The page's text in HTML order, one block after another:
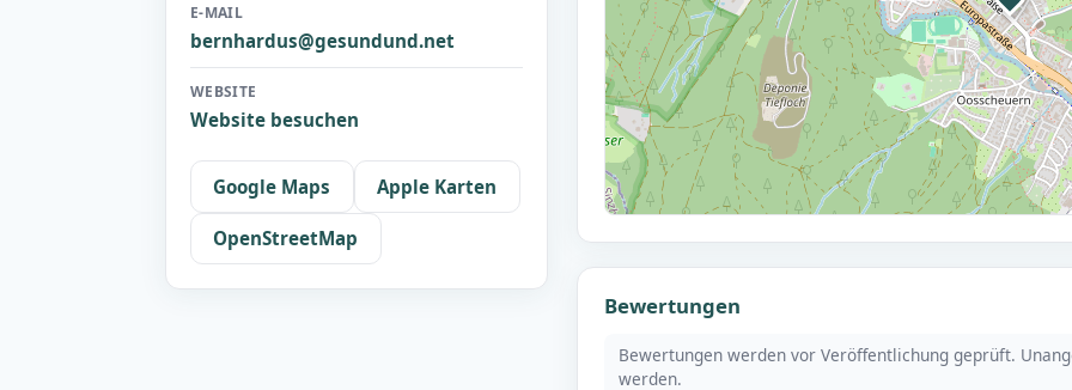
E-MAIL
bernhardus@gesundund.net
WEBSITE
Website besuchen
Google Maps Apple Karten
OpenStreetMap
Bewertungen
Bewertungen werden vor Veröffentlichung geprüft.
werden.